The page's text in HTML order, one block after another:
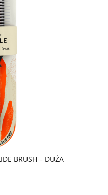
BRUSH – DUŻA